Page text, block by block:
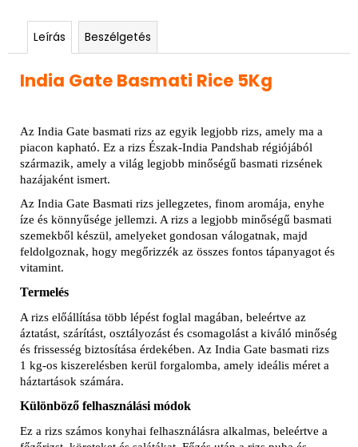
Leírás Beszélgetés
India Gate Basmati Rice 5Kg
Az India Gate basmati rizs az egyik legjobb rizs, amely ma a
piacon kapható. Ez a rizs Észak-India Pandshab régiójából
származik, amely a világ legjobb minőségű basmati rizsének
hazájaként ismert.
Az India Gate Basmati rizs jellegzetes, finom aromája, enyhe
íze és könnyűsége jellemzi. A rizs a legjobb minőségű basmati
szemekből készül, amelyeket gondosan válogatnak, majd
feldolgoznak, hogy megőrizzék az összes fontos tápanyagot és
vitamint.
Termelés
A rizs előállítása több lépést foglal magában, beleértve az
áztatást, szárítást, osztályozást és csomagolást a kiváló minőség
és frissesség biztosítása érdekében. Az India Gate basmati rizs
1 kg-os kiszerelésben kerül forgalomba, amely ideális méret a
háztartások számára.
Különböző felhasználási módok
Ez a rizs számos konyhai felhasználásra alkalmas, beleértve a